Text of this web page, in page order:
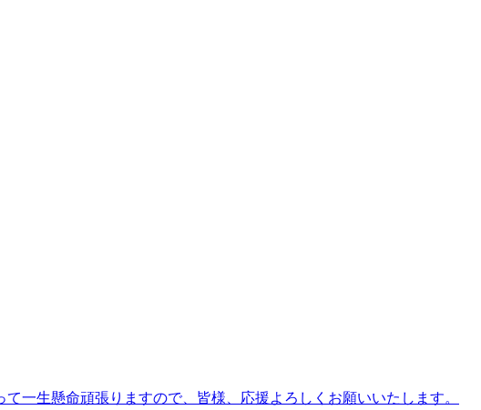
一生懸命頑張りますので、皆様、応援よろしくお願いいたします。